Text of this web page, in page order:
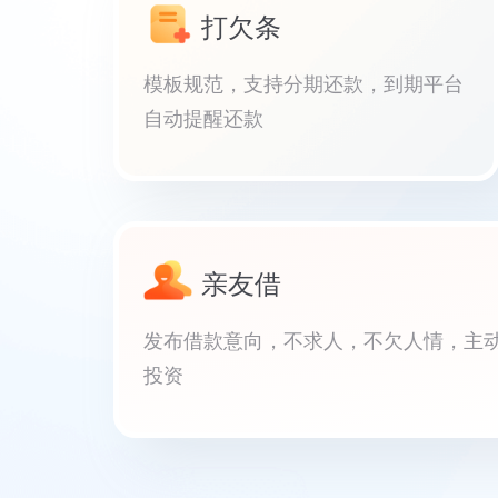
打欠条
模板规范，支持分期还款，到期平台
自动提醒还款
亲友借
发布借款意向，不求人，不欠人情，主
投资